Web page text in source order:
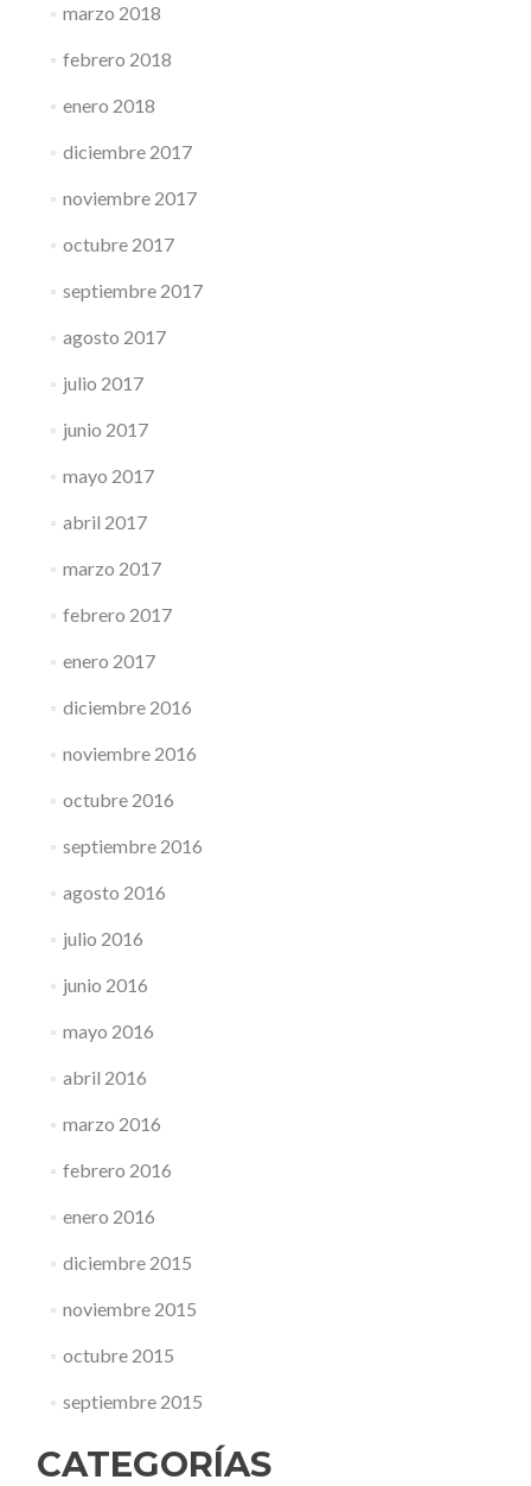
marzo 2018
febrero 2018
enero 2018
diciembre 2017
noviembre 2017
octubre 2017
septiembre 2017
agosto 2017
julio 2017
junio 2017
mayo 2017
abril 2017
marzo 2017
febrero 2017
enero 2017
diciembre 2016
noviembre 2016
octubre 2016
septiembre 2016
agosto 2016
julio 2016
junio 2016
mayo 2016
abril 2016
marzo 2016
febrero 2016
enero 2016
diciembre 2015
noviembre 2015
octubre 2015
septiembre 2015
CATEGORÍAS